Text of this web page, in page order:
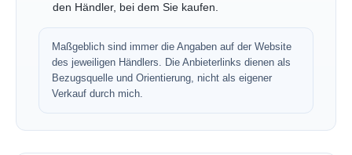
den Händler, bei dem Sie kaufen.
Maßgeblich sind immer die Angaben auf der Website
des jeweiligen Händlers. Die Anbieterlinks dienen als
Bezugsquelle und Orientierung, nicht als eigener
Verkauf durch mich.